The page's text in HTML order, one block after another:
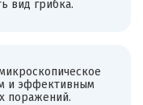
вид грибка.
и эффективным
поражений.